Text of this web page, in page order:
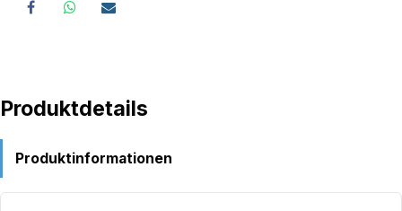
Produktdetails
Produktinformationen